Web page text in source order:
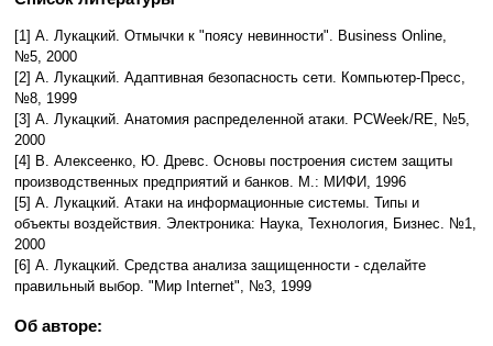
[1] А. Лукацкий. Отмычки к "поясу невинности". Business Online,
№5, 2000
[2] А. Лукацкий. Адаптивная безопасность сети. Компьютер-Пресс,
№8, 1999
[3] А. Лукацкий. Анатомия распределенной атаки. PCWeek/RE, №5,
2000
[4] В. Алексеенко, Ю. Древс. Основы построения систем защиты
производственных предприятий и банков. М.: МИФИ, 1996
[5] А. Лукацкий. Атаки на информационные системы. Типы и
объекты воздействия. Электроника: Наука, Технология, Бизнес. №1,
2000
[6] А. Лукацкий. Средства анализа защищенности - сделайте
правильный выбор. "Мир Internet", №3, 1999
Об авторе: